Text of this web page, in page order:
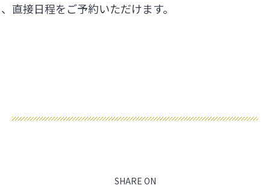
直接日程をご予約いただけます。
SHARE ON